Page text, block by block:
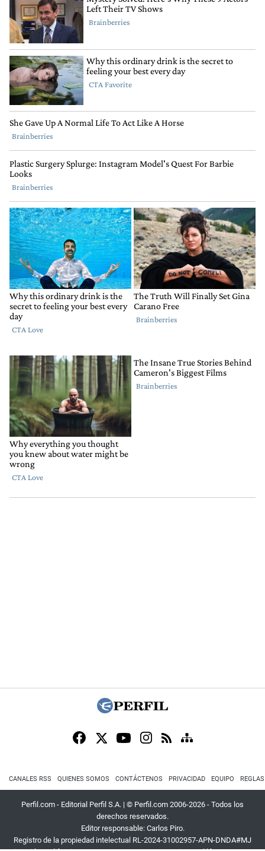
CANALES RSS QUIENES SOMOS CONTÁCTENOS PRIVACIDAD EQUIPO
Perfil.com - Editorial Perfil S.A. | © Perfil.com 2006-2026 - Todos los
derechos reservados.
Editor responsable: Carlos Piro.
Registro de la propiedad intelectual RL-2024-31002957-APN-DNDA#MJ